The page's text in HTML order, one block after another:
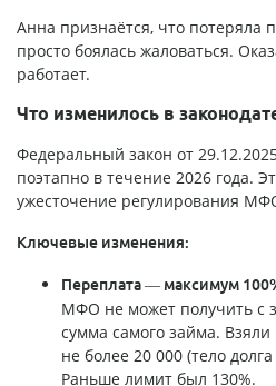
Анна признаётся, что потеряла
просто боялась жаловаться.
работает.
Что изменилось в
Федеральный закон от
поэтапно в течение 2026 года.
ужесточение регулирования
Ключевые изменения:
Переплата — максимум
МФО не может получить с
сумма самого займа.
не более 20 000 (тело
Раньше лимит был 130%.